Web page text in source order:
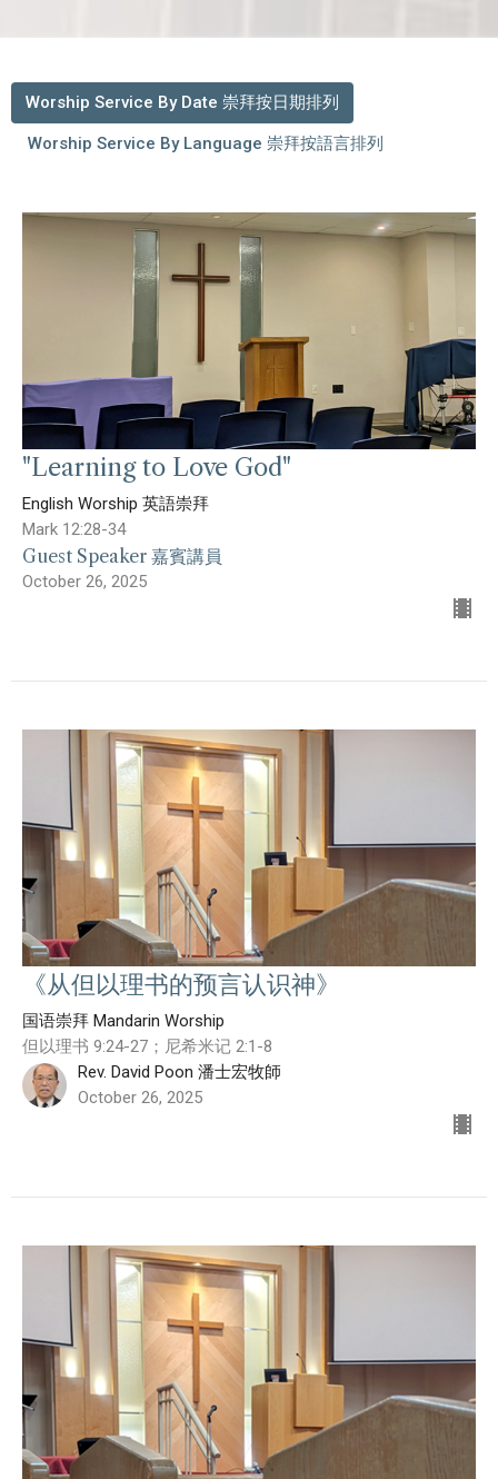
Worship Service By Date 崇拜按日期排列
Worship Service By Language 崇拜按語言排列
"Learning to Love God"
English Worship 英語崇拜
Mark 12:28-34
Guest Speaker 嘉賓講員
October 26, 2025
《从但以理书的预言认识神》
国语崇拜 Mandarin Worship
但以理书 9:24-27；尼希米记 2:1-8
Rev. David Poon 潘士宏牧師
October 26, 2025